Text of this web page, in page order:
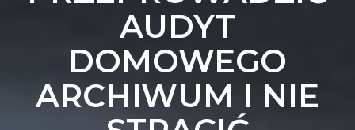
AUDYT
DOMOWEGO
ARCHIWUM I NIE